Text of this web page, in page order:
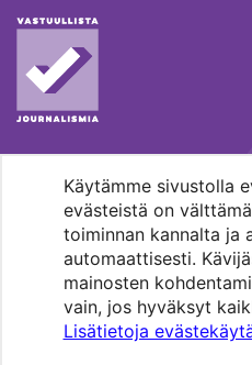
Käytämme sivustolla
evästeistä on
toiminnan kannalta ja
automaattisesti.
mainosten
vain, jos hyväksyt
Lisätietoja
Pääkaupunkiseudun evankelis-